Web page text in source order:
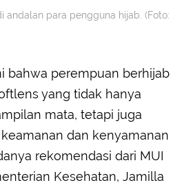
andalan para pengguna hijab. (Foto:
bahwa perempuan berhijab
yang tidak hanya
mata, tetapi juga
dan kenyamanan
rekomendasi dari MUI
Kesehatan, Jamilla